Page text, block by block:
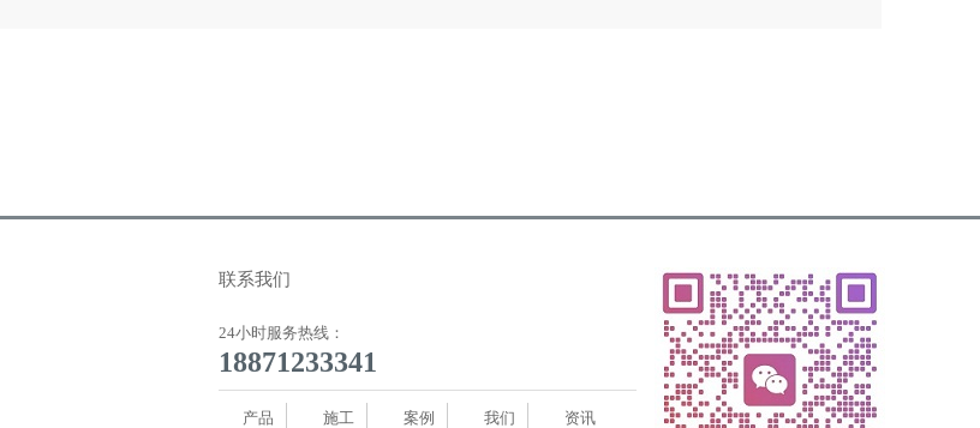
联系我们
24小时服务热线：
18871233341
产品 施工 案例 我们 资讯